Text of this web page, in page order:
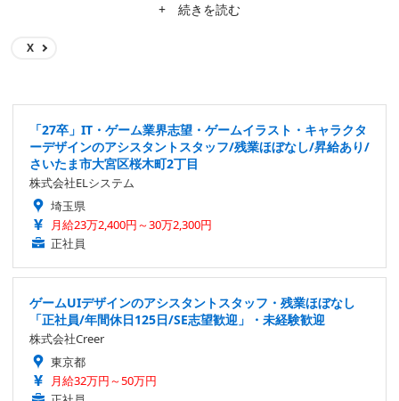
読んでくださっている皆様、どうぞよろしくお願いします。
+ 続きを読む
X
「27卒」IT・ゲーム業界志望・ゲームイラスト・キャラクタ
ーデザインのアシスタントスタッフ/残業ほぼなし/昇給あり/
さいたま市大宮区桜木町2丁目
株式会社ELシステム
埼玉県
月給23万2,400円～30万2,300円
正社員
ゲームUIデザインのアシスタントスタッフ・残業ほぼなし
「正社員/年間休日125日/SE志望歓迎」・未経験歓迎
株式会社Creer
東京都
月給32万円～50万円